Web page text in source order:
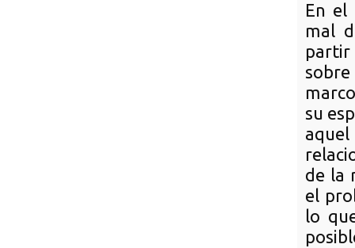
En el
mal
partir
su
de la
el
lo